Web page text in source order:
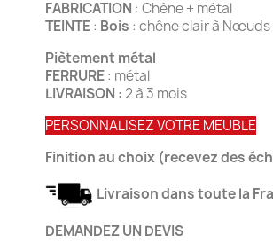
FABRICATION : Chêne +
TEINTE: Bois : chêne clair à Nœuds
Piètement métal
FERRURE: métal
LIVRAISON :2 à 3 mois
PERSONNALISEZ VOTRE MEUBLE
Finition au choix (recevez des
Livraison dans toute la
DEMANDEZ UN DEVIS